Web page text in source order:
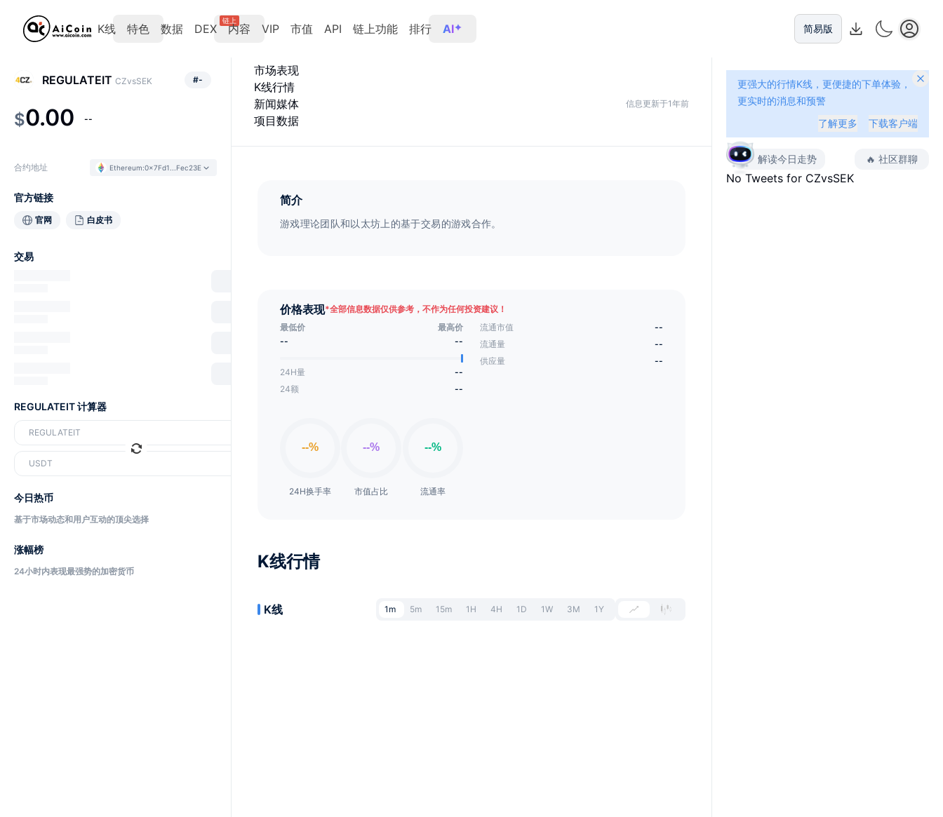
K线 特色 数据 DEX
链上
内容 VIP 市值 API 链上功能 排行 AI 简易版
市场表现
K线行情
新闻媒体
项目数据
信息更新于1年前
简介
游戏理论团队和以太坊上的基于交易的游戏合作。
价格表现*全部信息数据仅供参考，不作为任何投资建议！
最低价
最高价
--
--
24H量
--
24额
--
24H换手率 市值占比 流通率
流通市值
--
流通量
--
供应量
--
K线行情
K线 1m 5m 15m 1H 4H 1D 1W 3M 1Y
REGULATEIT CZvsSEK #-
$0.00 --
合约地址 Ethereum:0x7Fd1...Fec23E
官方链接
官网 白皮书
交易
REGULATEIT 计算器
REGULATEIT
USDT
今日热币
基于市场动态和用户互动的顶尖选择
涨幅榜
24小时内表现最强势的加密货币
更强大的行情K线，更便捷的下单体验，
更实时的消息和预警
了解更多
下载客户端
解读今日走势 🔥 社区群聊
No Tweets for CZvsSEK